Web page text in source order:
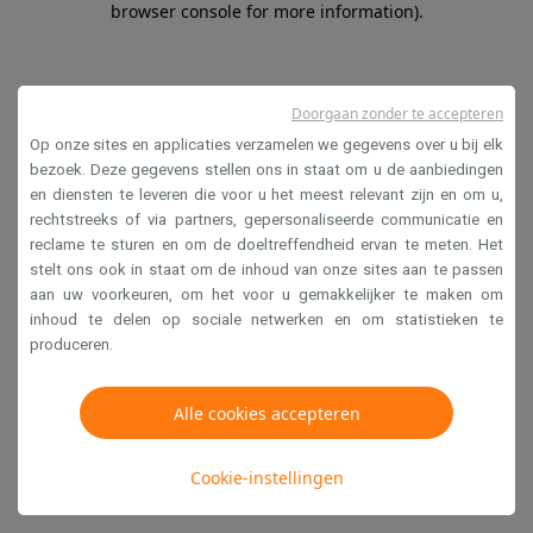
browser console for more information).
Op onze sites en applicaties verzamelen we gegevens over u bij elk
bezoek. Deze gegevens stellen ons in staat om u de aanbiedingen
en diensten te leveren die voor u het meest relevant zijn en om u,
rechtstreeks of via partners, gepersonaliseerde communicatie en
reclame te sturen en om de doeltreffendheid ervan te meten. Het
stelt ons ook in staat om de inhoud van onze sites aan te passen
aan uw voorkeuren, om het voor u gemakkelijker te maken om
inhoud te delen op sociale netwerken en om statistieken te
produceren.
Alle cookies accepteren
Cookie-instellingen
Doorgaan zonder te accepteren